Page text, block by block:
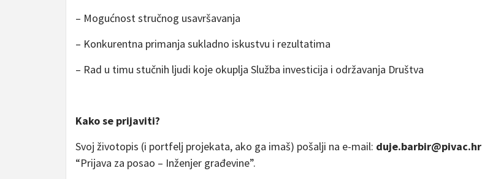
– Mogućnost stručnog usavršavanja
– Konkurentna primanja sukladno iskustvu i rezultatima
– Rad u timu stučnih ljudi koje okuplja Služba investicija i održavanja Društva
Kako se prijaviti?
Svoj životopis (i portfelj projekata, ako ga imaš) pošalji na e-mail: duje.barbir@pivac.hr
“Prijava za posao – Inženjer građevine”.